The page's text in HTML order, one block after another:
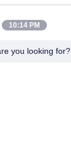
10:14 PM
you looking for?